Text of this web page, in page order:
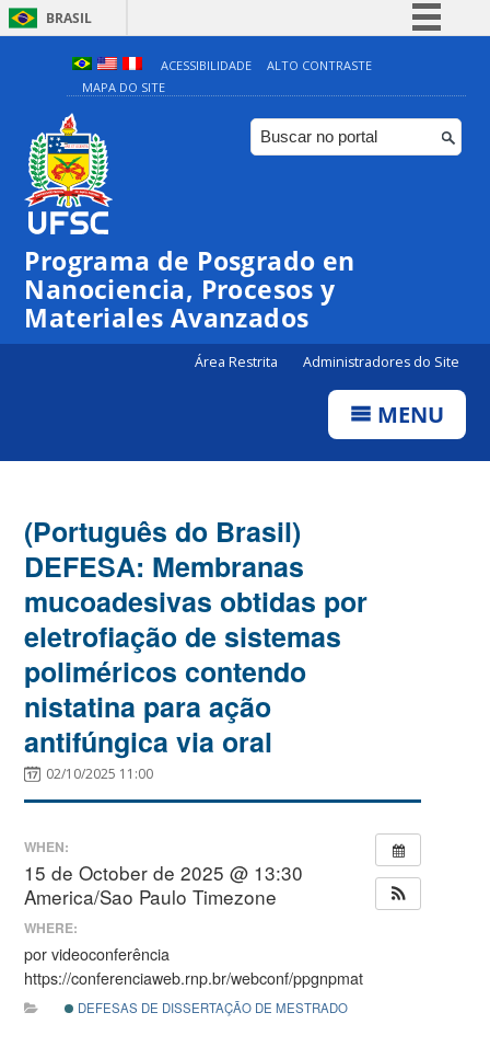
BRASIL
Simplifique!
Comunica BR
Participe
ACESSIBILIDADE
ALTO CONTRASTE
MAPA DO SITE
Programa de Posgrado en
Nanociencia, Procesos y
Materiales Avanzados
Área Restrita Administradores do Site
MENU
(Português do Brasil)
DEFESA: Membranas
mucoadesivas obtidas por
eletrofiação de sistemas
poliméricos contendo
nistatina para ação
antifúngica via oral
02/10/2025 11:00
WHEN:
15 de October de 2025 @ 13:30
America/Sao Paulo Timezone
WHERE:
por videoconferência
https://conferenciaweb.rnp.br/webconf/ppgnpmat
DEFESAS DE DISSERTAÇÃO DE MESTRADO